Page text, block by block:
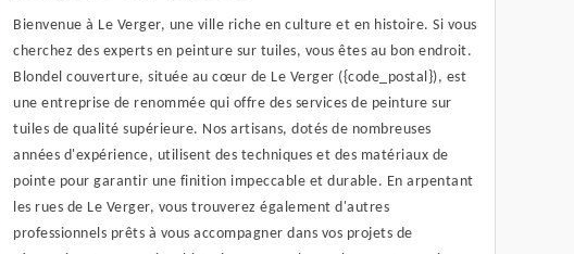
Bienvenue à Le Verger, une ville riche en culture et en histoire. Si vous
cherchez des experts en peinture sur tuiles, vous êtes au bon endroit.
Blondel couverture, située au cœur de Le Verger ({code_postal}), est
une entreprise de renommée qui offre des services de peinture sur
tuiles de qualité supérieure. Nos artisans, dotés de nombreuses
années d'expérience, utilisent des techniques et des matériaux de
pointe pour garantir une finition impeccable et durable. En arpentant
les rues de Le Verger, vous trouverez également d'autres
professionnels prêts à vous accompagner dans vos projets de